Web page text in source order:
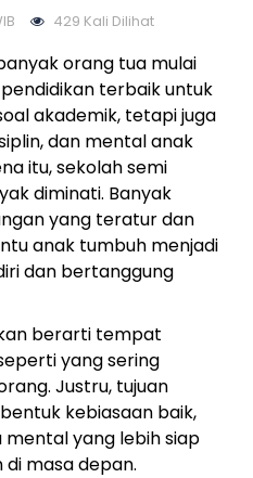
429 Kali Dilihat
orang tua mulai
terbaik untuk
akademik, tetapi juga
dan mental anak
itu, sekolah semi
diminati. Banyak
yang teratur dan
anak tumbuh menjadi
dan bertanggung
berarti tempat
yang sering
Justru, tujuan
kebiasaan baik,
mental yang lebih siap
masa depan.